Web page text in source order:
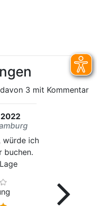
3 mit Kommentar
würde ich
buchen.